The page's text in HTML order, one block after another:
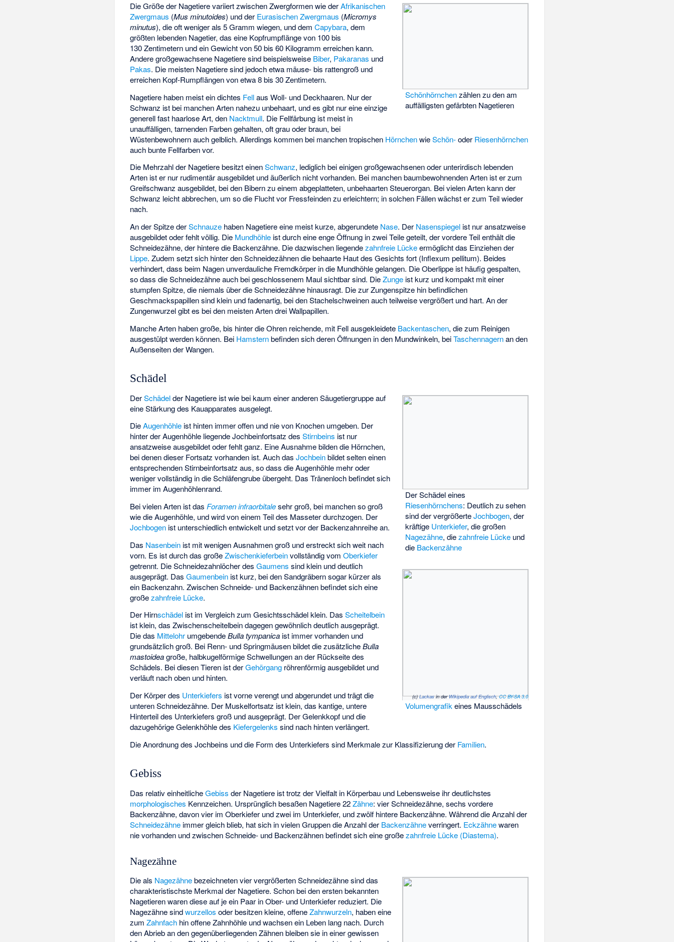
Schönhörnchenzählen zu den am
auffälligsten gefärbten Nagetieren
Die Größe der Nagetiere variiert zwischen Zwergformen wie derAfrikanischen
Zwergmaus (Mus minutoides) und der Eurasischen Zwergmaus (Micromys
minutus), die oft weniger als 5 Gramm wiegen, und demCapybara, dem
größten lebenden Nagetier, das eine Kopfrumpflänge von 100 bis
130 Zentimetern und ein Gewicht von 50 bis 60 Kilogramm erreichen kann.
Andere großgewachsene Nagetiere sind beispielsweise Biber, Pakaranas und
Pakas. Die meisten Nagetiere sind jedoch etwa mäuse- bis rattengroß und
erreichen Kopf-Rumpflängen von etwa 8 bis 30 Zentimetern.
Nagetiere haben meist ein dichtes Fellaus Woll- und Deckhaaren. Nur der
Schwanz ist bei manchen Arten nahezu unbehaart, und es gibt nur eine einzige
generell fast haarlose Art, den Nacktmull. Die Fellfärbung ist meist in
unauffälligen, tarnenden Farben gehalten, oft grau oder braun, bei
Wüstenbewohnern auch gelblich. Allerdings kommen bei manchen tropischen HörnchenwieSchön-oder Riesenhörnchen
auch bunte Fellfarben vor.
Die Mehrzahl der Nagetiere besitzt einenSchwanz, lediglich bei einigen großgewachsenen oder unterirdisch lebenden
Arten ist er nur rudimentär ausgebildet und äußerlich nicht vorhanden. Bei manchen baumbewohnenden Arten ist er zum
Greifschwanz ausgebildet, bei den Bibern zu einem abgeplatteten, unbehaarten Steuerorgan. Bei vielen Arten kann der
Schwanz leicht abbrechen, um so die Flucht vor Fressfeinden zu erleichtern; in solchen Fällen wächst er zum Teil wieder
nach.
An der Spitze derSchnauze haben Nagetiere eine meist kurze, abgerundete Nase. Der Nasenspiegel ist nur ansatzweise
ausgebildet oder fehlt völlig. Die Mundhöhle ist durch eine enge Öffnung in zwei Teile geteilt, der vordere Teil enthält die
Schneidezähne, der hintere die Backenzähne. Die dazwischen liegendezahnfreie Lückeermöglicht das Einziehen der
Lippe. Zudem setzt sich hinter den Schneidezähnen die behaarte Haut des Gesichts fort (Inflexum pellitum). Beides
verhindert, dass beim Nagen unverdauliche Fremdkörper in die Mundhöhle gelangen. Die Oberlippe ist häufig gespalten,
so dass die Schneidezähne auch bei geschlossenem Maul sichtbar sind. DieZunge ist kurz und kompakt mit einer
stumpfen Spitze, die niemals über die Schneidezähne hinausragt. Die zur Zungenspitze hin befindlichen
Geschmackspapillensind klein und fadenartig, bei den Stachelschweinen auch teilweise vergrößert und hart. An der
Zungenwurzel gibt es bei den meisten Arten drei Wallpapillen.
Manche Arten haben große, bis hinter die Ohren reichende, mit Fell ausgekleidete Backentaschen, die zum Reinigen
ausgestülpt werden können. Bei Hamsternbefinden sich deren Öffnungen in den Mundwinkeln, beiTaschennagernan den
Außenseiten der Wangen.
Schädel
Der Schädel eines
Riesenhörnchens: Deutlich zu sehen
sind der vergrößerteJochbogen, der
kräftige Unterkiefer, die großen
Nagezähne, diezahnfreie Lücke und
die Backenzähne
DerSchädelder Nagetiere ist wie bei kaum einer anderen Säugetiergruppe auf
eine Stärkung des Kauapparates ausgelegt.
DieAugenhöhle ist hinten immer offen und nie von Knochen umgeben. Der
hinter der Augenhöhle liegende Jochbeinfortsatz desStirnbeins ist nur
ansatzweise ausgebildet oder fehlt ganz. Eine Ausnahme bilden die Hörnchen,
bei denen dieser Fortsatz vorhanden ist. Auch dasJochbeinbildet selten einen
entsprechenden Stirnbeinfortsatz aus, so dass die Augenhöhle mehr oder
weniger vollständig in dieSchläfengrube übergeht. DasTränenlochbefindet sich
immer im Augenhöhlenrand.
Bei vielen Arten ist das Foramen infraorbitalesehr groß, bei manchen so groß
wie die Augenhöhle, und wird von einem Teil des Masseterdurchzogen. Der
Jochbogen ist unterschiedlich entwickelt und setzt vor der Backenzahnreihe an.
(c)Lackasin derWikipedia auf Englisch,CC BY-SA 3.0
Volumengrafikeines Mausschädels
Das Nasenbein ist mit wenigen Ausnahmen groß und erstreckt sich weit nach
vorn. Es ist durch das großeZwischenkieferbeinvollständig vomOberkiefer
getrennt. DieSchneidezahnlöcherdesGaumens sind klein und deutlich
ausgeprägt. DasGaumenbein ist kurz, bei den Sandgräbern sogar kürzer als
ein Backenzahn. Zwischen Schneide- und Backenzähnen befindet sich eine
großezahnfreie Lücke.
Der Hirnschädel ist im Vergleich zum Gesichtsschädel klein. DasScheitelbein
ist klein, dasZwischenscheitelbeindagegen gewöhnlich deutlich ausgeprägt.
Die das Mittelohr umgebendeBulla tympanica ist immer vorhanden und
grundsätzlich groß. Bei Renn- und Springmäusen bildet die zusätzlicheBulla
mastoideagroße, halbkugelförmige Schwellungen an der Rückseite des
Schädels. Bei diesen Tieren ist derGehörgang röhrenförmig ausgebildet und
verläuft nach oben und hinten.
Der Körper des Unterkiefers ist vorne verengt und abgerundet und trägt die
unteren Schneidezähne. Der Muskelfortsatz ist klein, das kantige, untere
Hinterteil des Unterkiefers groß und ausgeprägt. Der Gelenkkopf und die
dazugehörige Gelenkhöhle des Kiefergelenks sind nach hinten verlängert.
Die Anordnung des Jochbeins und die Form des Unterkiefers sind Merkmale zur Klassifizierung der Familien.
Gebiss
Das relativ einheitlicheGebiss der Nagetiere ist trotz der Vielfalt in Körperbau und Lebensweise ihr deutlichstes
morphologisches Kennzeichen. Ursprünglich besaßen Nagetiere 22Zähne: vier Schneidezähne, sechs vordere
Backenzähne, davon vier im Oberkiefer und zwei im Unterkiefer, und zwölf hintere Backenzähne. Während die Anzahl der
Schneidezähne immer gleich blieb, hat sich in vielen Gruppen die Anzahl der Backenzähneverringert. Eckzähnewaren
nie vorhanden und zwischen Schneide- und Backenzähnen befindet sich eine großezahnfreie Lücke (Diastema).
Nagezähne
Die als Nagezähnebezeichneten vier vergrößerten Schneidezähne sind das
charakteristischste Merkmal der Nagetiere. Schon bei den ersten bekannten
Nagetieren waren diese auf je ein Paar in Ober- und Unterkiefer reduziert. Die
Nagezähne sindwurzellos oder besitzen kleine, offeneZahnwurzeln, haben eine
zumZahnfach hin offeneZahnhöhle und wachsen ein Leben lang nach. Durch
den Abrieb an den gegenüberliegenden Zähnen bleiben sie in einer gewissen